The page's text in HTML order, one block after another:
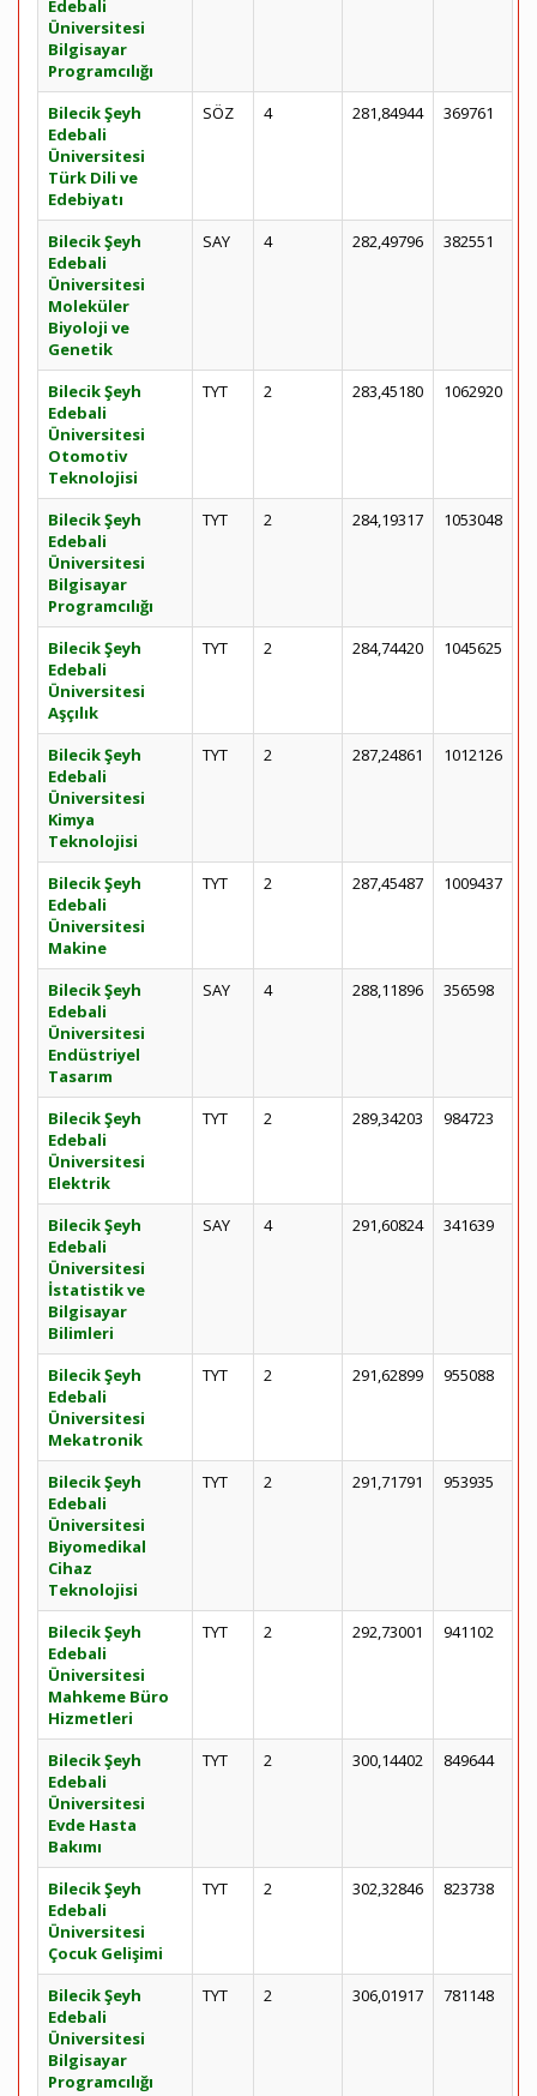
Edebali
Üniversitesi
Bilgisayar
Programcılığı
Bilecik Şeyh
Edebali
Üniversitesi
Türk Dili ve
Edebiyatı
SÖZ 4 281,84944 369761
Bilecik Şeyh
Edebali
Üniversitesi
Moleküler
Biyoloji ve
Genetik
SAY 4 282,49796 382551
Bilecik Şeyh
Edebali
Üniversitesi
Otomotiv
Teknolojisi
TYT 2 283,45180 1062920
Bilecik Şeyh
Edebali
Üniversitesi
Bilgisayar
Programcılığı
TYT 2 284,19317 1053048
Bilecik Şeyh
Edebali
Üniversitesi
Aşçılık
TYT 2 284,74420 1045625
Bilecik Şeyh
Edebali
Üniversitesi
Kimya
Teknolojisi
TYT 2 287,24861 1012126
Bilecik Şeyh
Edebali
Üniversitesi
Makine
TYT 2 287,45487 1009437
Bilecik Şeyh
Edebali
Üniversitesi
Endüstriyel
Tasarım
SAY 4 288,11896 356598
Bilecik Şeyh
Edebali
Üniversitesi
Elektrik
TYT 2 289,34203 984723
Bilecik Şeyh
Edebali
Üniversitesi
İstatistik ve
Bilgisayar
Bilimleri
SAY 4 291,60824 341639
Bilecik Şeyh
Edebali
Üniversitesi
Mekatronik
TYT 2 291,62899 955088
Bilecik Şeyh
Edebali
Üniversitesi
Biyomedikal
Cihaz
Teknolojisi
TYT 2 291,71791 953935
Bilecik Şeyh
Edebali
Üniversitesi
Mahkeme Büro
Hizmetleri
TYT 2 292,73001 941102
Bilecik Şeyh
Edebali
Üniversitesi
Evde Hasta
Bakımı
TYT 2 300,14402 849644
Bilecik Şeyh
Edebali
Üniversitesi
Çocuk Gelişimi
TYT 2 302,32846 823738
Bilecik Şeyh
Edebali
Üniversitesi
Bilgisayar
Programcılığı
TYT 2 306,01917 781148